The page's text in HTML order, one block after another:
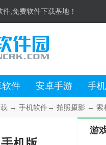
件,免费软件下载基地！
软件 安卓手游 手
→ 手机软件→ 拍照摄影 → 索
游